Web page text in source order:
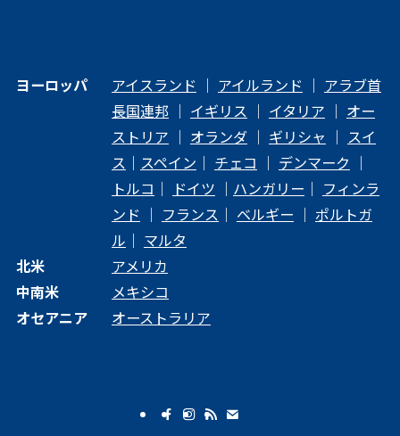
ヨーロッパ アイスランド ｜ アイルランド ｜ アラブ首
長国連邦｜ イギリス ｜ イタリア ｜ オー
ストリア ｜ オランダ｜ ギリシャ ｜ スイ
ス ｜ スペイン ｜ チェコ ｜ デンマーク ｜
トルコ ｜ ドイツ ｜ ハンガリー ｜ フィンラ
ンド ｜ フランス ｜ ベルギー ｜ ポルトガ
ル ｜ マルタ
北米
アメリカ
中南米
メキシコ
オセアニア
オーストラリア